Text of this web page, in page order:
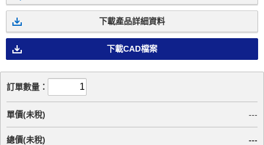
下載產品詳細資料
下載CAD檔案
訂單數量：
單價(未稅) ---
總價(未稅)
---